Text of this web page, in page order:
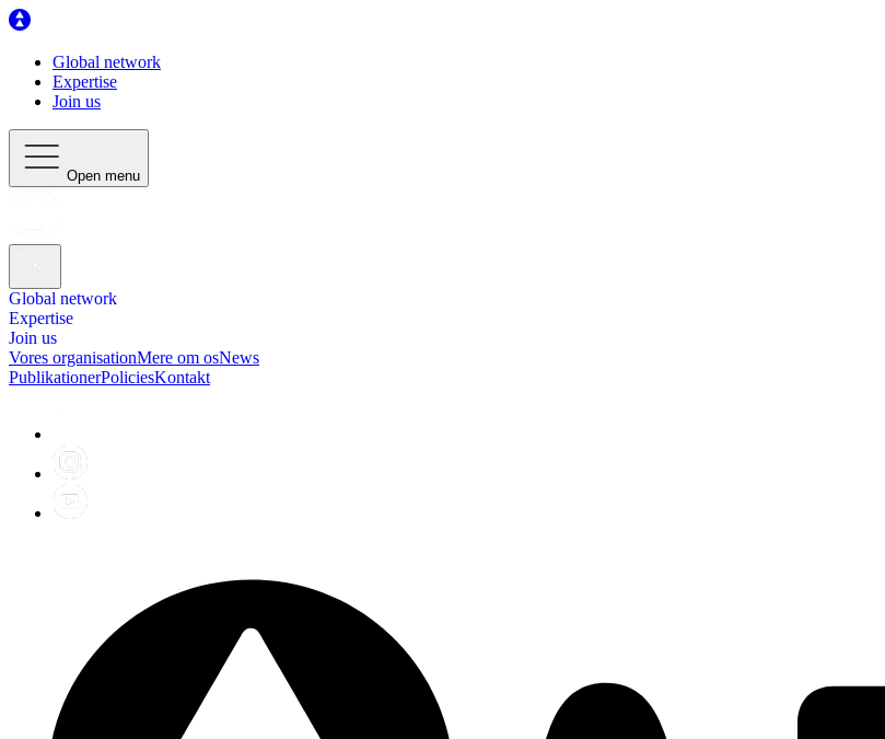
Global network
Expertise
Join us
Open menu
Global network
Expertise
Join us
Vores organisationMere om osNews
PublikationerPoliciesKontakt